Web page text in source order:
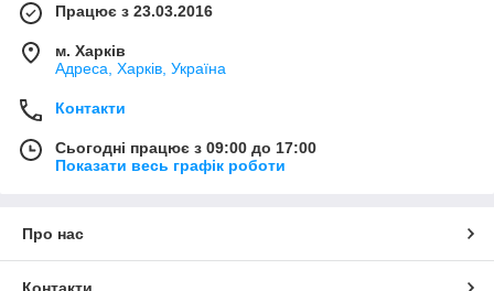
Працює з 23.03.2016
м. Харків
Адреса, Харків, Україна
Контакти
Сьогодні працює з 09:00 до 17:00
Показати весь графік роботи
Про нас